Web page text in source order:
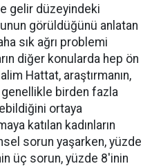
gelir düzeyindeki
görüldüğünü anlatan
sık ağrı problemi
diğer konularda hep ön
Hattat, araştırmanın,
genellikle birden fazla
ortaya
katılan kadınların
sorun yaşarken, yüzde
üç sorun, yüzde 8'inin